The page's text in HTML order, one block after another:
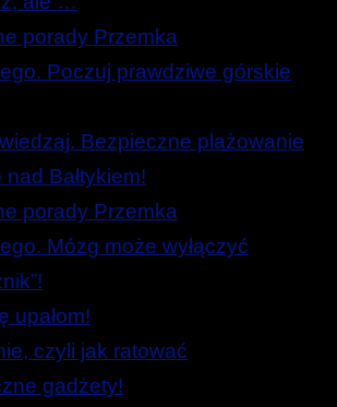
porady Przemka
Poczuj prawdziwe górskie
Bezpieczne plażowanie
Bałtykiem!
porady Przemka
Mózg może wyłączyć
upałom!
czyli jak ratować
gadżety!